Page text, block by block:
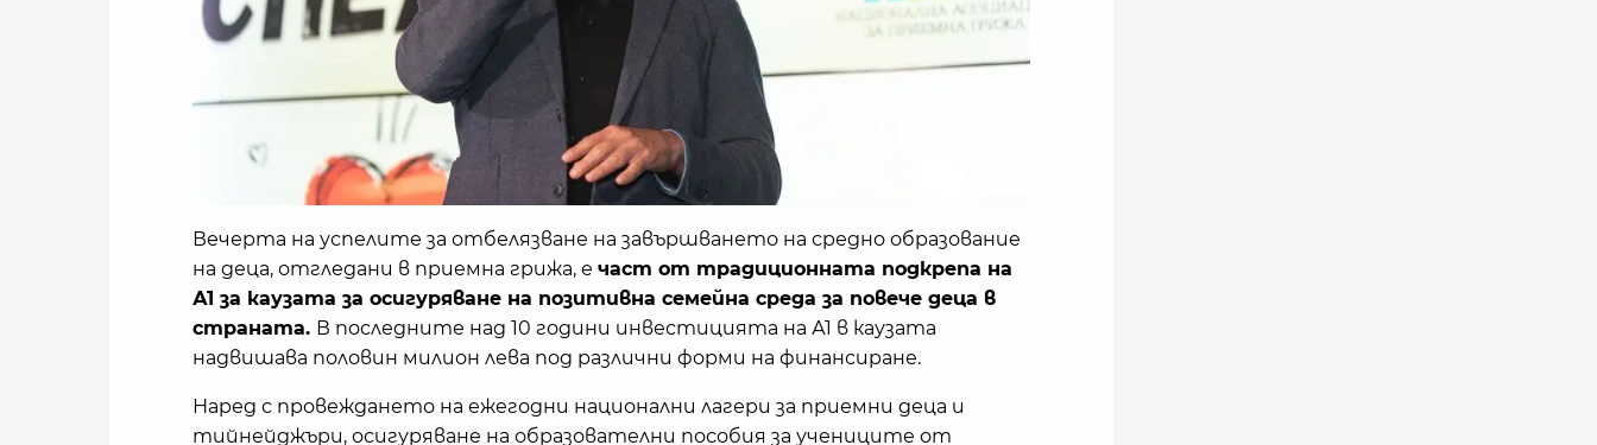
Вечерта на успелите за отбелязване на завършването на средно образование
на деца, отгледани в приемна грижа, е част от традиционната подкрепа на
А1 за каузата за осигуряване на позитивна семейна среда за повече деца в
страната. В последните над 10 години инвестицията на А1 в каузата
надвишава половин милион лева под различни форми на финансиране.
Наред с провеждането на ежегодни национални лагери за приемни деца и
тийнейджъри, осигуряване на образователни пособия за учениците от